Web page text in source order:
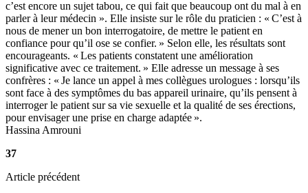
c’est encore un sujet tabou, ce qui fait que beaucoup ont du mal à en
parler à leur médecin ». Elle insiste sur le rôle du praticien : « C’est à
nous de mener un bon interrogatoire, de mettre le patient en
confiance pour qu’il ose se confier. » Selon elle, les résultats sont
encourageants. « Les patients constatent une amélioration
significative avec ce traitement. » Elle adresse un message à ses
confrères : « Je lance un appel à mes collègues urologues : lorsqu’ils
sont face à des symptômes du bas appareil urinaire, qu’ils pensent à
interroger le patient sur sa vie sexuelle et la qualité de ses érections,
pour envisager une prise en charge adaptée ».
Hassina Amrouni
37
Article précédent